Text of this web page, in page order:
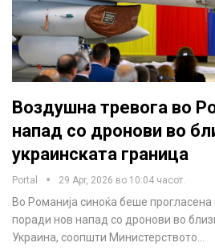
Воздушна тревога во
напад со дронови во
украинската граница
Portal 29 Apr, 2026 во 10:04 часот.
Во Романија синоќа беше
поради нов напад со дронови во
Украина, соопшти Министерството…